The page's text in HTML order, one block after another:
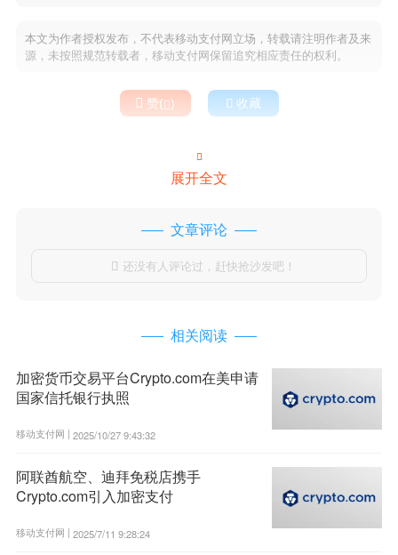
本文为作者授权发布，不代表移动支付网立场，转载请注明作者及来
源，未按照规范转载者，移动支付网保留追究相应责任的权利。
 赞()  收藏

展开全文
文章评论
 还没有人评论过，赶快抢沙发吧！
相关阅读
加密货币交易平台Crypto.com在美申请
国家信托银行执照
移动支付网 | 2025/10/27 9:43:32
阿联酋航空、迪拜免税店携手
Crypto.com引入加密支付
移动支付网 | 2025/7/11 9:28:24